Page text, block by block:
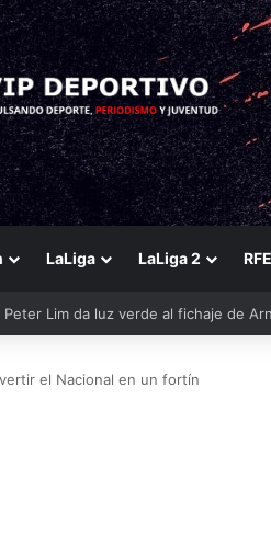
LaLiga LaLiga 2
El Eldense mira a las canteras para
el Nacional en un fortín